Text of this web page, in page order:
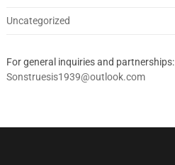
Uncategorized
For general inquiries and partnerships:
Sonstruesis1939@outlook.com